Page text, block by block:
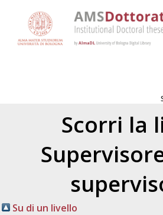
Scorri la
Su di un livello